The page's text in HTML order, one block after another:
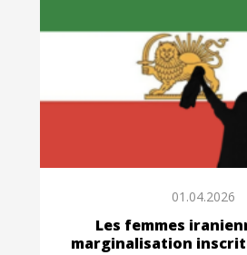
01.04.2026
Les femmes
marginalisation